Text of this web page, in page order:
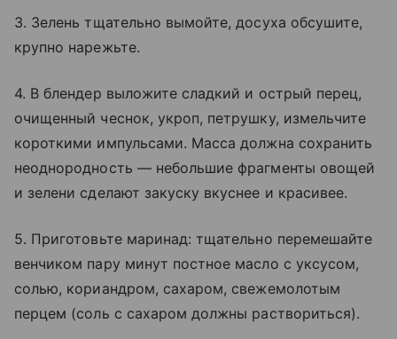
3. Зелень тщательно вымойте, досуха обсушите,
крупно нарежьте.
4. В блендер выложите сладкий и острый перец,
очищенный чеснок, укроп, петрушку, измельчите
короткими импульсами. Масса должна сохранить
неоднородность — небольшие фрагменты овощей
и зелени сделают закуску вкуснее и красивее.
5. Приготовьте маринад: тщательно перемешайте
венчиком пару минут постное масло с уксусом,
солью, кориандром, сахаром, свежемолотым
перцем (соль с сахаром должны раствориться).